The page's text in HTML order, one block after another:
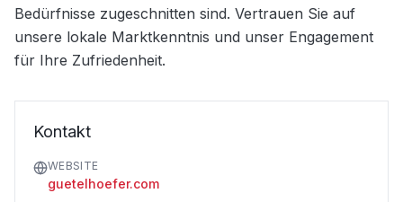
Bedürfnisse zugeschnitten sind. Vertrauen Sie auf
unsere lokale Marktkenntnis und unser Engagement
für Ihre Zufriedenheit.
Kontakt
WEBSITE
guetelhoefer.com